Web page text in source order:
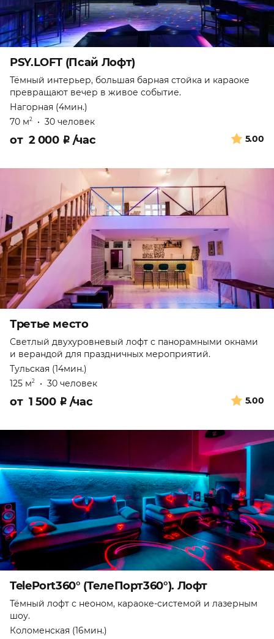
PSY.LOFT (Псай Лофт)
Тёмный интерьер, большая барная стойка и караоке
превращают вечер в живое событие.
Нагорная (4мин.)
70 м2 • 30 человек
5.00
от 2 000 ₽ /час
Третье место
Светлый двухуровневый лофт с панорамными окнами
и верандой для праздничных мероприятий.
Тульская (14мин.)
125 м2 • 30 человек
5.00
от 1 500 ₽ /час
TelePort360° (ТелеПорт360°). Лофт
Тёмный лофт с неоном, караоке-системой и лазерным
шоу.
Коломенская (16мин.)